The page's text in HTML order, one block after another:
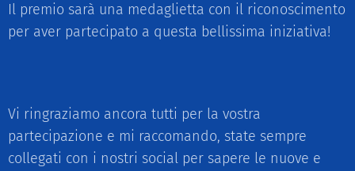
Il premio sarà una medaglietta con il riconoscimento
per aver partecipato a questa bellissima iniziativa!
Vi ringraziamo ancora tutti per la vostra
partecipazione e mi raccomando, state sempre
collegati con i nostri social per sapere le nuove e